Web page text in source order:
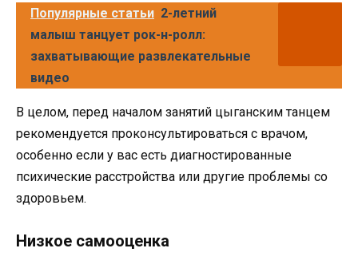
Популярные статьи 2-летний
малыш танцует рок-н-ролл:
захватывающие развлекательные
видео
В целом, перед началом занятий цыганским танцем
рекомендуется проконсультироваться с врачом,
особенно если у вас есть диагностированные
психические расстройства или другие проблемы со
здоровьем.
Низкое самооценка